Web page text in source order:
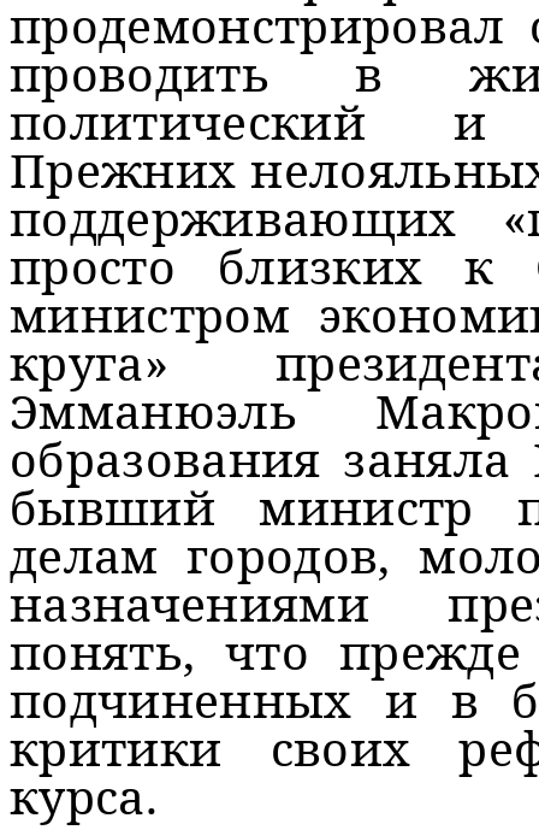
проводить в
политический и
Прежних
поддерживающих
просто близких
министром
круга»
Эмманюэль
образования
бывший министр
делам городов,
назначениями
понять, что прежде
подчиненных и в
критики своих
курса.